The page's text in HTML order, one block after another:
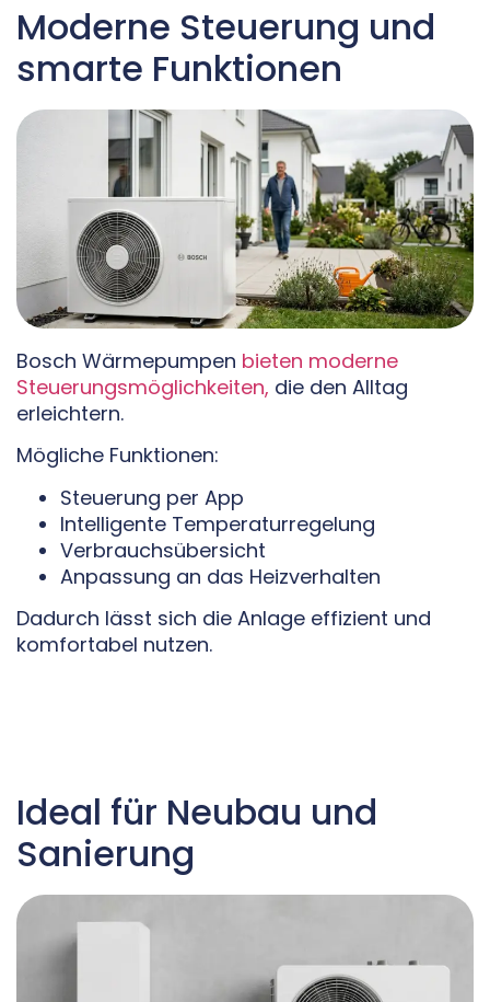
Moderne Steuerung und
smarte Funktionen
Bosch Wärmepumpen bieten moderne
Steuerungsmöglichkeiten, die den Alltag
erleichtern.
Mögliche Funktionen:
Steuerung per App
Intelligente Temperaturregelung
Verbrauchsübersicht
Anpassung an das Heizverhalten
Dadurch lässt sich die Anlage effizient und
komfortabel nutzen.
Ideal für Neubau und
Sanierung